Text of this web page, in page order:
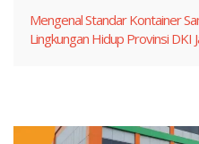
Mengenal Standar Kontainer
Lingkungan Hidup Provinsi DKI